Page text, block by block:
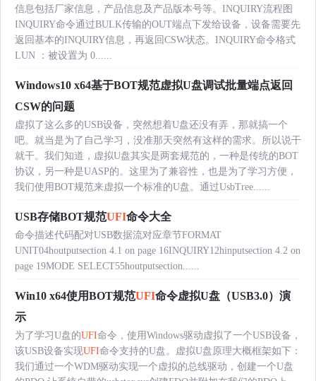
信息包括厂家信息，产品信息及产品版本号等。INQUIRY流程图
INQUIRY命令通过BULK传输的OUT端点下发给设备，设备需要先
返回基本的INQUIRY信息，再返回CSW状态。INQUIRY命令格式
LUN ：被设置为 0......
Windows10 x64基于BOT规范虚拟U盘调试批量端点返回
CSW的问题
虚拟了这么多的USB设备，突然想着U盘还没有弄，那就搞一个
吧。就当是为了自己学习，没准那天突然有这样的需求。所以说干
就干。我们知道，虚拟U盘其实是两套规范的，一种是传统的BOT
协议，另一种是UASP的。这里为了兼容性，也是为了学习方便，
我们使用BOT规范来虚拟一个标准的U盘。通过UsbTree......
USB存储BOT规范UFI命令大全
命令描述代码配对USB数据流对应章节FORMAT
UNIT04houtputsection 4.1 on page 16INQUIRY12hinputsection 4.2 on
page 19MODE SELECT55houtputsection......
Win10 x64使用BOT规范UFI命令虚拟U盘（USB3.0）演
示
为了学习U盘的UFI命令，使用Windows驱动虚拟了一个USB设备，
该USB设备实现UFI命令支持的U盘。虚拟U盘原理大概框架如下：
我们通过一个WDM驱动实现一个虚拟的总线驱动，创建一个U盘